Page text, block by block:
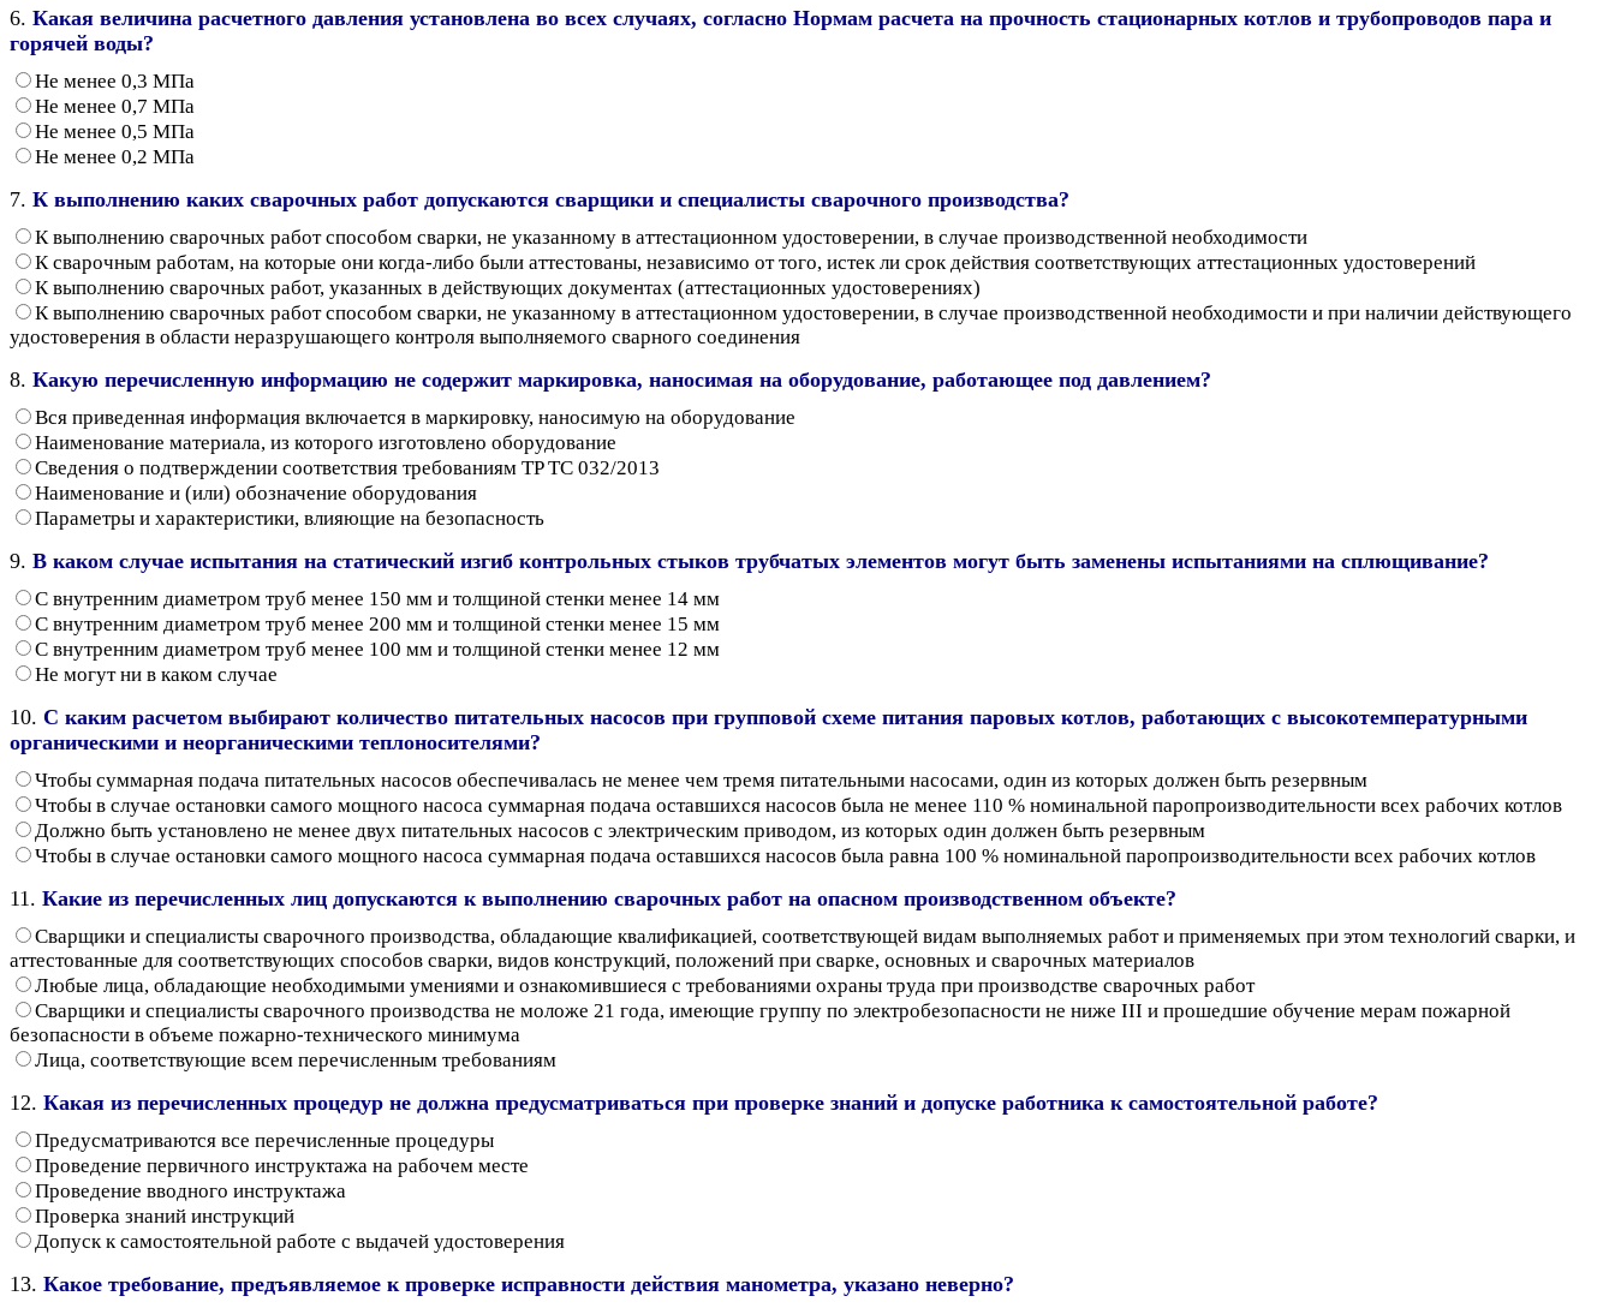
6. Какая величина расчетного давления установлена во всех случаях, согласно Нормам расчета на прочность стационарных котлов и трубопроводов пара и
горячей воды?
Не менее 0,3 МПа
Не менее 0,7 МПа
Не менее 0,5 МПа
Не менее 0,2 МПа
7. К выполнению каких сварочных работ допускаются сварщики и специалисты сварочного производства?
К выполнению сварочных работ способом сварки, не указанному в аттестационном удостоверении, в случае производственной необходимости
К сварочным работам, на которые они когда-либо были аттестованы, независимо от того, истек ли срок действия соответствующих аттестационных удостоверений
К выполнению сварочных работ, указанных в действующих документах (аттестационных удостоверениях)
К выполнению сварочных работ способом сварки, не указанному в аттестационном удостоверении, в случае производственной необходимости и при наличии действующего
удостоверения в области неразрушающего контроля выполняемого сварного соединения
8. Какую перечисленную информацию не содержит маркировка, наносимая на оборудование, работающее под давлением?
Вся приведенная информация включается в маркировку, наносимую на оборудование
Наименование материала, из которого изготовлено оборудование
Сведения о подтверждении соответствия требованиям TP ТС 032/2013
Наименование и (или) обозначение оборудования
Параметры и характеристики, влияющие на безопасность
9. В каком случае испытания на статический изгиб контрольных стыков трубчатых элементов могут быть заменены испытаниями на сплющивание?
С внутренним диаметром труб менее 150 мм и толщиной стенки менее 14 мм
С внутренним диаметром труб менее 200 мм и толщиной стенки менее 15 мм
С внутренним диаметром труб менее 100 мм и толщиной стенки менее 12 мм
Не могут ни в каком случае
10. С каким расчетом выбирают количество питательных насосов при групповой схеме питания паровых котлов, работающих с высокотемпературными
органическими и неорганическими теплоносителями?
Чтобы суммарная подача питательных насосов обеспечивалась не менее чем тремя питательными насосами, один из которых должен быть резервным
Чтобы в случае остановки самого мощного насоса суммарная подача оставшихся насосов была не менее 110 % номинальной паропроизводительности всех рабочих котлов
Должно быть установлено не менее двух питательных насосов с электрическим приводом, из которых один должен быть резервным
Чтобы в случае остановки самого мощного насоса суммарная подача оставшихся насосов была равна 100 % номинальной паропроизводительности всех рабочих котлов
11. Какие из перечисленных лиц допускаются к выполнению сварочных работ на опасном производственном объекте?
Сварщики и специалисты сварочного производства, обладающие квалификацией, соответствующей видам выполняемых работ и применяемых при этом технологий сварки, и
аттестованные для соответствующих способов сварки, видов конструкций, положений при сварке, основных и сварочных материалов
Любые лица, обладающие необходимыми умениями и ознакомившиеся с требованиями охраны труда при производстве сварочных работ
Сварщики и специалисты сварочного производства не моложе 21 года, имеющие группу по электробезопасности не ниже III и прошедшие обучение мерам пожарной
безопасности в объеме пожарно-технического минимума
Лица, соответствующие всем перечисленным требованиям
12. Какая из перечисленных процедур не должна предусматриваться при проверке знаний и допуске работника к самостоятельной работе?
Предусматриваются все перечисленные процедуры
Проведение первичного инструктажа на рабочем месте
Проведение вводного инструктажа
Проверка знаний инструкций
Допуск к самостоятельной работе с выдачей удостоверения
13. Какое требование, предъявляемое к проверке исправности действия манометра, указано неверно?